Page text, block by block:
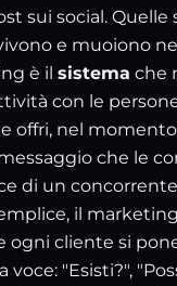
sui social. Quelle
e muoiono
è il sistema che
con le
offri, nel
che le
di un
il
ogni cliente si
voce: "Esisti?",